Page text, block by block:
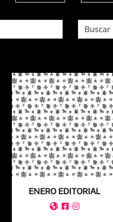
ENERO EDITORIAL
  